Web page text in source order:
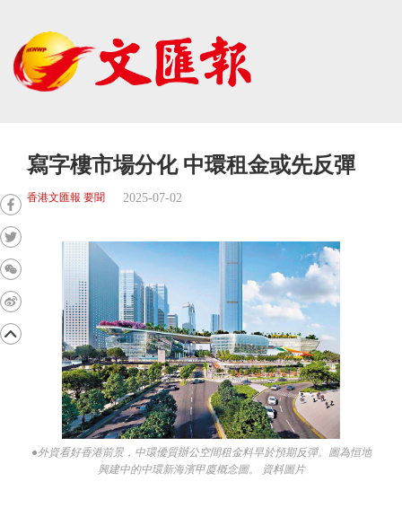
寫字樓市場分化 中環租金或先反彈
香港文匯報 要聞 2025-07-02
●外資看好香港前景，中環優質辦公空間租金料早於預期反彈。圖為恒地
興建中的中環新海濱甲廈概念圖。 資料圖片